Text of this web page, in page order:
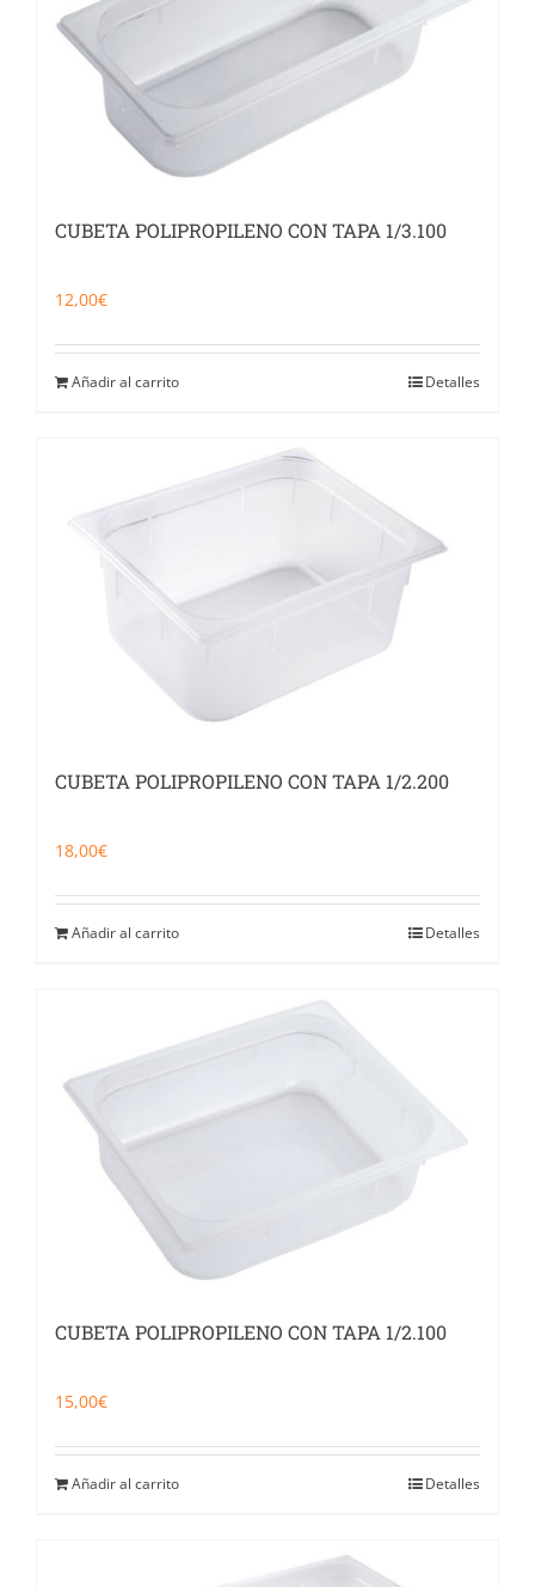
CUBETA POLIPROPILENO CON TAPA 1/3.100
12,00€
Añadir al carrito Detalles
CUBETA POLIPROPILENO CON TAPA 1/2.200
18,00€
Añadir al carrito Detalles
CUBETA POLIPROPILENO CON TAPA 1/2.100
15,00€
Añadir al carrito Detalles